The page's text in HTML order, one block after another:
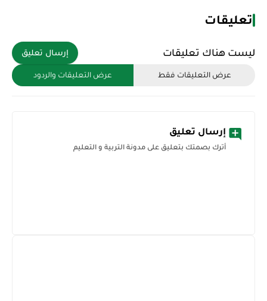
تعليقات
ليست هناك تعليقات إرسال تعليق
عرض التعليقات فقط عرض التعليقات والردود
إرسال تعليق
أترك بصمتك بتعليق على مدونة التربية و التعليم